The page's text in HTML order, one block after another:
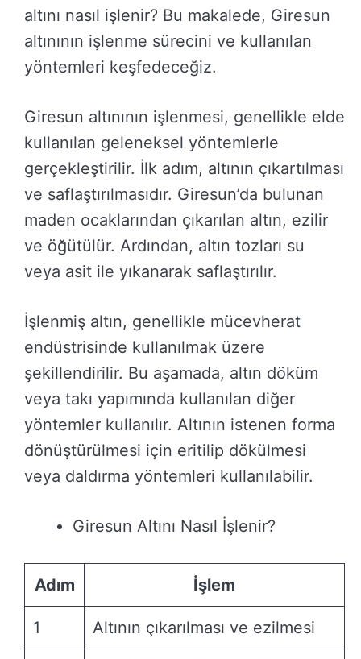
altını nasıl işlenir? Bu makalede, Giresun
altınının işlenme sürecini ve kullanılan
yöntemleri keşfedeceğiz.
Giresun altınının işlenmesi, genellikle elde
kullanılan geleneksel yöntemlerle
gerçekleştirilir. İlk adım, altının çıkartılması
ve saflaştırılmasıdır. Giresun’da bulunan
maden ocaklarından çıkarılan altın, ezilir
ve öğütülür. Ardından, altın tozları su
veya asit ile yıkanarak saflaştırılır.
İşlenmiş altın, genellikle mücevherat
endüstrisinde kullanılmak üzere
şekillendirilir. Bu aşamada, altın döküm
veya takı yapımında kullanılan diğer
yöntemler kullanılır. Altının istenen forma
dönüştürülmesi için eritilip dökülmesi
veya daldırma yöntemleri kullanılabilir.
Giresun Altını Nasıl İşlenir?
Adım İşlem
1 Altının çıkarılması ve ezilmesi